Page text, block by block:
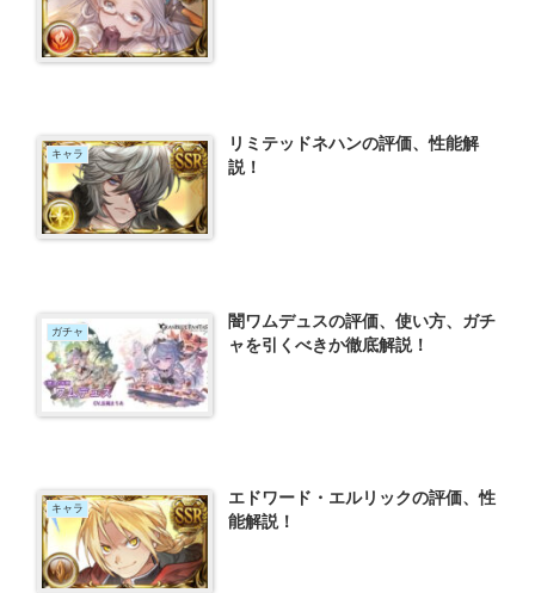
キャラ
リミテッドネハンの評価、性能解
説！
ガチャ
闇ワムデュスの評価、使い方、ガチ
ャを引くべきか徹底解説！
キャラ
エドワード・エルリックの評価、性
能解説！